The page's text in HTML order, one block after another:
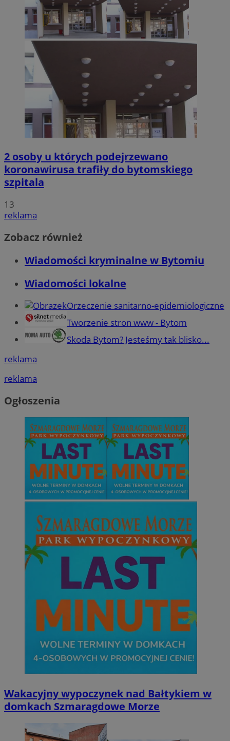
2 osoby u których podejrzewano
koronawirusa trafiły do bytomskiego
szpitala
13
reklama
Zobacz również
Wiadomości kryminalne w Bytomiu
Wiadomości lokalne
Orzeczenie sanitarno-epidemiologiczne
Tworzenie stron www - Bytom
Skoda Bytom? Jesteśmy tak blisko...
reklama
reklama
Ogłoszenia
Wakacyjny wypoczynek nad Bałtykiem w
domkach Szmaragdowe Morze